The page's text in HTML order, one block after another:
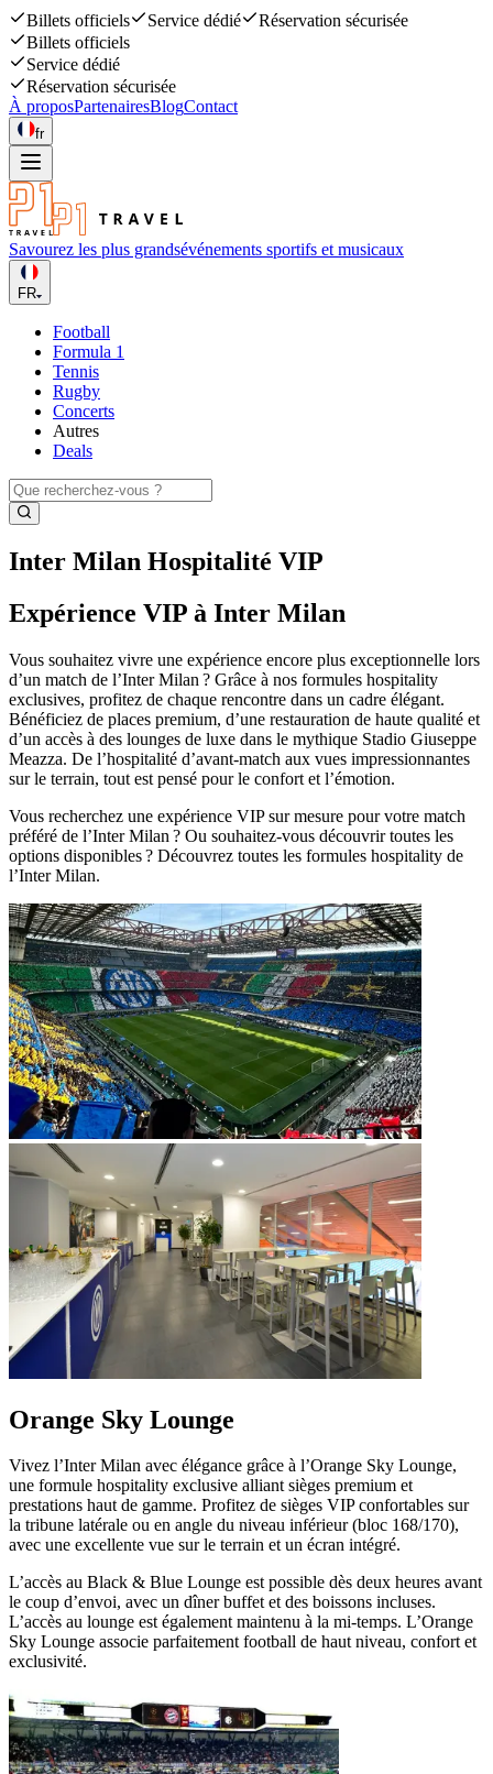
Billets officiels Service dédié
Réservation sécurisée
Billets officiels
Service dédié
Réservation sécurisée
À proposPartenairesBlogContact
fr
Savourez les plus grandsévénements sportifs et musicaux
FR
Football
Formula 1
Tennis
Rugby
Concerts
Autres
Deals
Inter Milan Hospitalité VIP
Expérience VIP à Inter Milan
Vous souhaitez vivre une expérience encore plus exceptionnelle lors
d’un match de l’Inter Milan ? Grâce à nos formules hospitality
exclusives, profitez de chaque rencontre dans un cadre élégant.
Bénéficiez de places premium, d’une restauration de haute qualité et
d’un accès à des lounges de luxe dans le mythique Stadio Giuseppe
Meazza. De l’hospitalité d’avant‑match aux vues impressionnantes
sur le terrain, tout est pensé pour le confort et l’émotion.
Vous recherchez une expérience VIP sur mesure pour votre match
préféré de l’Inter Milan ? Ou souhaitez‑vous découvrir toutes les
options disponibles ? Découvrez toutes les formules hospitality de
l’Inter Milan.
Orange Sky Lounge
Vivez l’Inter Milan avec élégance grâce à l’Orange Sky Lounge,
une formule hospitality exclusive alliant sièges premium et
prestations haut de gamme. Profitez de sièges VIP confortables sur
la tribune latérale ou en angle du niveau inférieur (bloc 168/170),
avec une excellente vue sur le terrain et un écran intégré.
L’accès au Black & Blue Lounge est possible dès deux heures avant
le coup d’envoi, avec un dîner buffet et des boissons incluses.
L’accès au lounge est également maintenu à la mi‑temps. L’Orange
Sky Lounge associe parfaitement football de haut niveau, confort et
exclusivité.